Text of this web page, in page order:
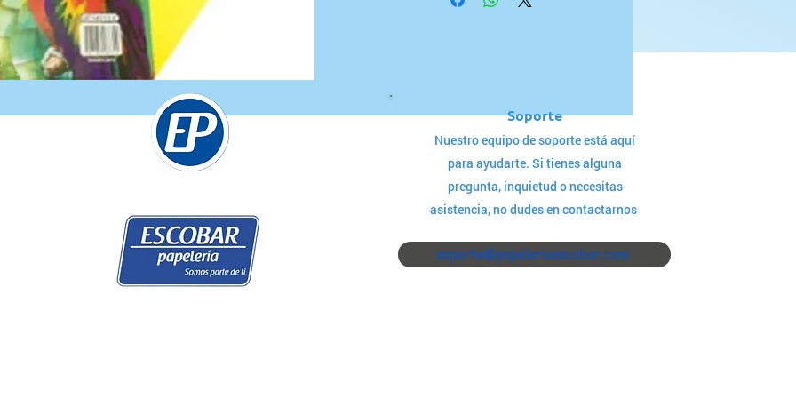
Soporte
Nuestro equipo de soporte está aquí
para ayudarte. Si tienes alguna
pregunta, inquietud o necesitas
asistencia, no dudes en contactarnos
soporte@papeleriaescobar.com